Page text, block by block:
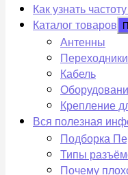
Как узнать
Каталог товаров
Антенны
Кабель
Крепление
Вся полезная
Подборка
Типы
Почему